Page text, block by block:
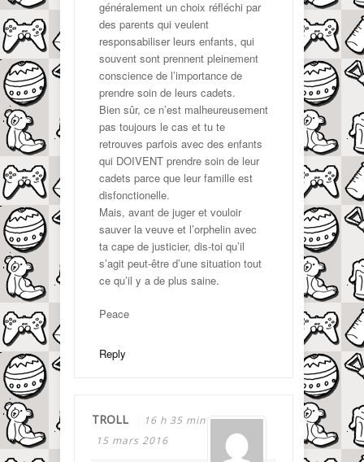
généralement un choix réfléchi par
des parents qui veulent
responsabiliser leurs enfants, qui
souvent sont prennent pleinement
conscience de l’importance de
prendre soin de leurs cadets.
Bien sûr, ce n’est malheureusement
pas toujours le cas et tu te
retrouves parfois avec des enfants
qui DOIVENT prendre soin de leur
cadets parce que leur famille est
disfonctionelle.
Mais, avant de juger et vouloir
sauver la veuve et l’orphelin avec
ta cape de justicier, dis-toi qu’il
s’agit peut-être d’une situation tout
ce qu’il y a de plus saine.
Peace
Reply
TROLL
16 h 35 min
15 mars 2016